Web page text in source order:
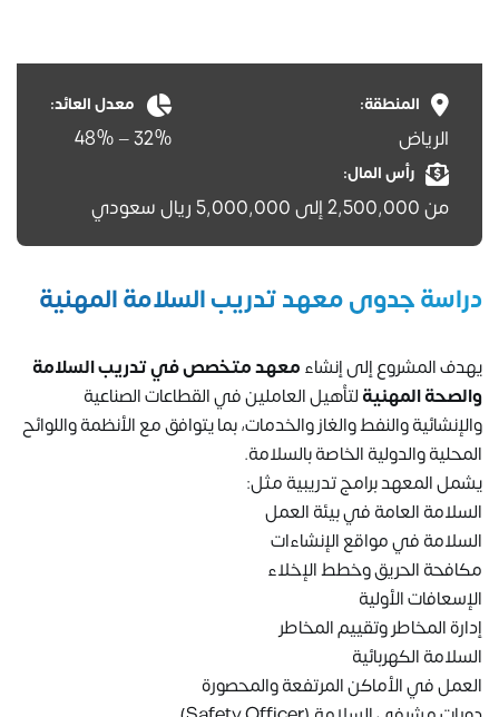
المنطقة:
الرياض
معدل العائد:
32% – 48%
رأس المال:
من 2,500,000 إلى 5,000,000 ريال سعودي
دراسة جدوى معهد تدريب السلامة المهنية
يهدف المشروع إلى إنشاءمعهد متخصص في تدريب السلامة
والصحة المهنيةلتأهيل العاملين في القطاعات الصناعية
والإنشائية والنفط والغاز والخدمات، بما يتوافق مع الأنظمة واللوائح
المحلية والدولية الخاصة بالسلامة.
يشمل المعهد برامج تدريبية مثل:
السلامة العامة في بيئة العمل
السلامة في مواقع الإنشاءات
مكافحة الحريق وخطط الإخلاء
الإسعافات الأولية
إدارة المخاطر وتقييم المخاطر
السلامة الكهربائية
العمل في الأماكن المرتفعة والمحصورة